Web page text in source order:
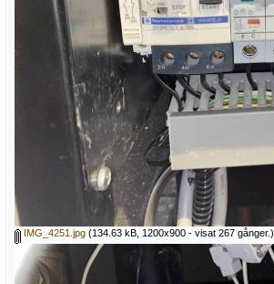
IMG_4251.jpg (134.63 kB, 1200x900 - visat 267 gånger.)